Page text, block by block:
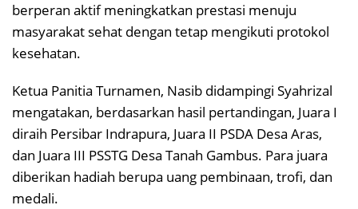
berperan aktif meningkatkan prestasi menuju
masyarakat sehat dengan tetap mengikuti protokol
kesehatan.
Ketua Panitia Turnamen, Nasib didampingi Syahrizal
mengatakan, berdasarkan hasil pertandingan, Juara I
diraih Persibar Indrapura, Juara II PSDA Desa Aras,
dan Juara III PSSTG Desa Tanah Gambus. Para juara
diberikan hadiah berupa uang pembinaan, trofi, dan
medali.